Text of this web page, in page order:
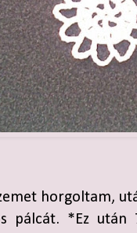
horgoltam,
pálcát. *Ez után